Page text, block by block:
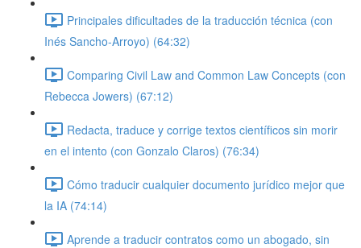
Principales dificultades de la traducción técnica (con
Inés Sancho-Arroyo) (64:32)
Comparing Civil Law and Common Law Concepts (con
Rebecca Jowers) (67:12)
Redacta, traduce y corrige textos científicos sin morir
en el intento (con Gonzalo Claros) (76:34)
Cómo traducir cualquier documento jurídico mejor que
la IA (74:14)
Aprende a traducir contratos como un abogado, sin